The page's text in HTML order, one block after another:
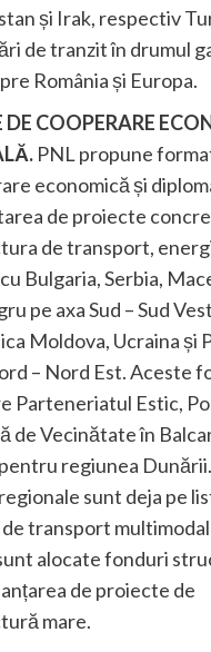
și Irak, respectiv
de tranzit în drumul
România și Europa.
DE COOPERARE
PNL propune
economică și
de proiecte
de transport,
Bulgaria, Serbia,
pe axa Sud – Sud
Moldova, Ucraina și
– Nord Est. Aceste
Parteneriatul Estic,
de Vecinătate în
regiunea
sunt deja pe
transport
alocate fonduri
de proiecte de
mare.